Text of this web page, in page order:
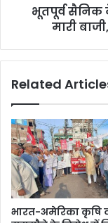
का
भूतपूर्व सैनिक
मारी
Related
भारत-अमेरिका कृषि